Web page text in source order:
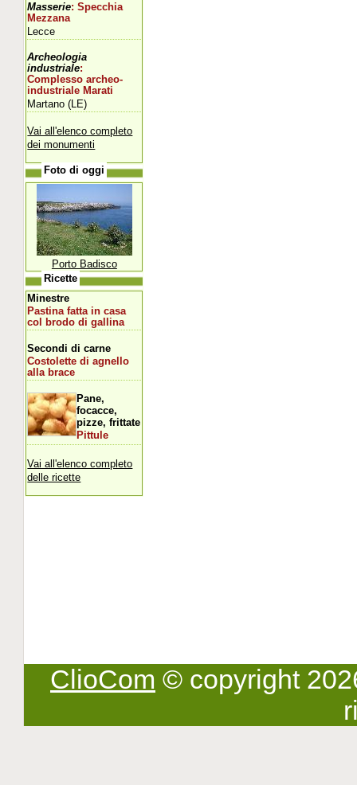
Masserie: Specchia
Mezzana
Lecce
Archeologia
industriale:
Complesso archeo-
industriale Marati
Martano (LE)
Vai all'elenco completo
dei monumenti
Foto di oggi
Porto Badisco
Ricette
Minestre
Pastina fatta in casa
col brodo di gallina
Secondi di carne
Costolette di agnello
alla brace
Pane,
focacce,
pizze, frittate
Pittule
Vai all'elenco completo
delle ricette
ClioCom © copyright